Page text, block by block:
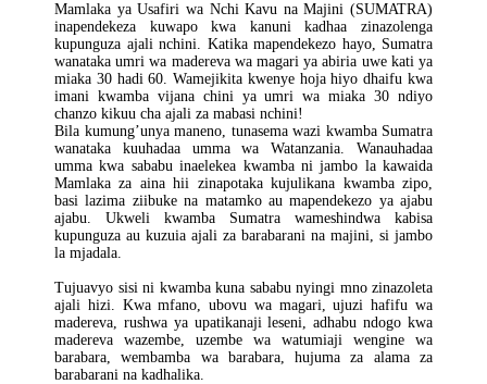
Mamlaka ya Usafiri wa Nchi Kavu na Majini (SUMATRA)
inapendekeza kuwapo kwa kanuni kadhaa zinazolenga
kupunguza ajali nchini. Katika mapendekezo hayo, Sumatra
wanataka umri wa madereva wa magari ya abiria uwe kati ya
miaka 30 hadi 60. Wamejikita kwenye hoja hiyo dhaifu kwa
imani kwamba vijana chini ya umri wa miaka 30 ndiyo
chanzo kikuu cha ajali za mabasi nchini!
Bila kumung’unya maneno, tunasema wazi kwamba Sumatra
wanataka kuuhadaa umma wa Watanzania. Wanauhadaa
umma kwa sababu inaelekea kwamba ni jambo la kawaida
Mamlaka za aina hii zinapotaka kujulikana kwamba zipo,
basi lazima ziibuke na matamko au mapendekezo ya ajabu
ajabu. Ukweli kwamba Sumatra wameshindwa kabisa
kupunguza au kuzuia ajali za barabarani na majini, si jambo
la mjadala.
Tujuavyo sisi ni kwamba kuna sababu nyingi mno zinazoleta
ajali hizi. Kwa mfano, ubovu wa magari, ujuzi hafifu wa
madereva, rushwa ya upatikanaji leseni, adhabu ndogo kwa
madereva wazembe, uzembe wa watumiaji wengine wa
barabara, wembamba wa barabara, hujuma za alama za
barabarani na kadhalika.